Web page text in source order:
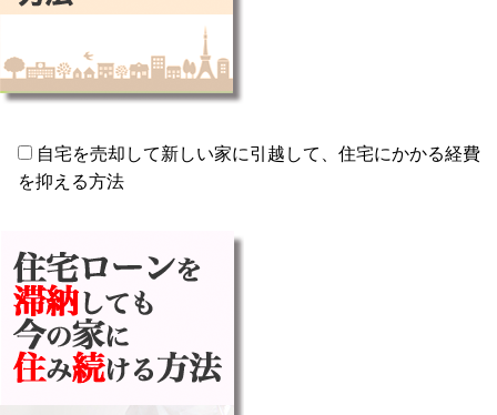
自宅を売却して新しい家に引越して、住宅にかかる経費
を抑える方法